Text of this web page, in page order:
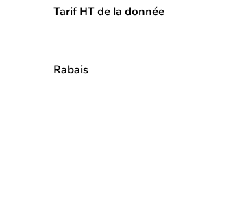
Tarif HT de la donnée
Rabais